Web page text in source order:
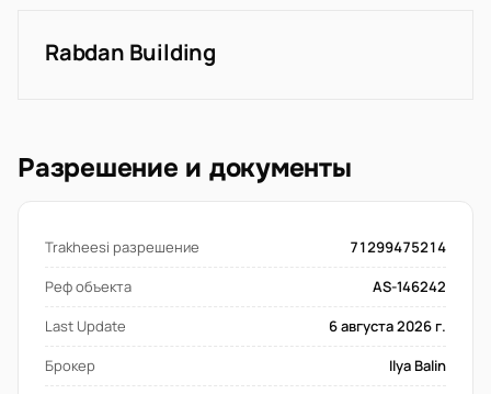
Rabdan Building
Разрешение и документы
Trakheesi разрешение
71299475214
Реф объекта
AS-146242
Last Update
6 августа 2026 г.
Брокер
Ilya Balin